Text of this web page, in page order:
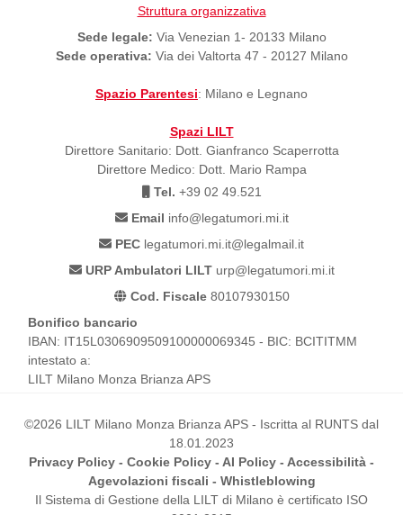
Struttura organizzativa
Sede legale: Via Venezian 1- 20133 Milano
Sede operativa: Via dei Valtorta 47 - 20127 Milano
Spazio Parentesi: Milano e Legnano
Spazi LILT
Direttore Sanitario: Dott. Gianfranco Scaperrotta
Direttore Medico: Dott. Mario Rampa
Tel. +39 02 49.521
Email info@legatumori.mi.it
PEC legatumori.mi.it@legalmail.it
URP Ambulatori LILTurp@legatumori.mi.it
Cod. Fiscale80107930150
Bonifico bancario
IBAN: IT15L0306909509100000069345 - BIC: BCITITMM
intestato a:
LILT Milano Monza Brianza APS
©2026 LILT Milano Monza Brianza APS - Iscritta al RUNTS dal
18.01.2023
Privacy Policy - Cookie Policy - AI Policy - Accessibilità -
Agevolazioni fiscali - Whistleblowing
Il Sistema di Gestione della LILT di Milano è certificato ISO